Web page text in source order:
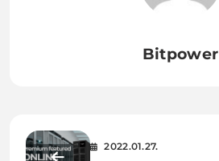
Bitpower
2022.01.27.